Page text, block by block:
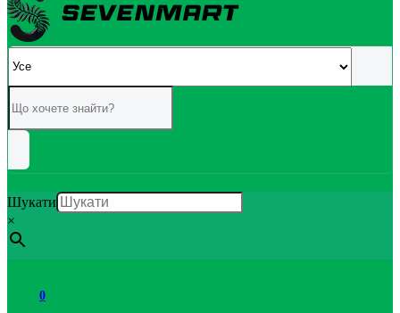
Шукати
×
0